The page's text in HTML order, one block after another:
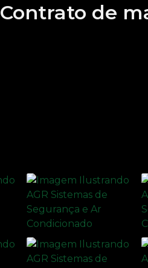
Contrato de